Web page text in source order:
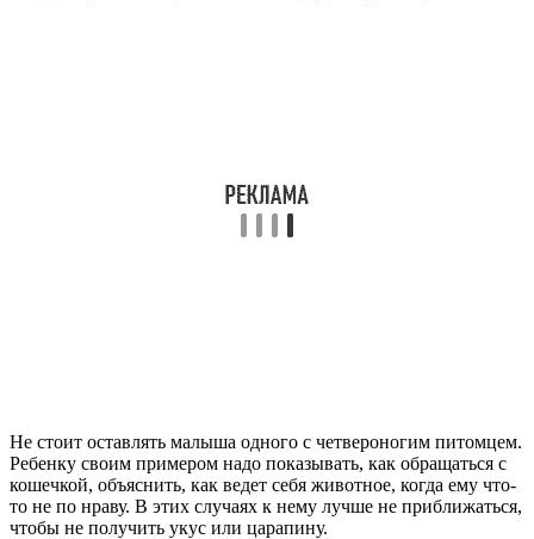
Не стоит оставлять малыша одного с четвероногим питомцем.
Ребенку своим примером надо показывать, как обращаться с
кошечкой, объяснить, как ведет себя животное, когда ему что-
то не по нраву. В этих случаях к нему лучше не приближаться,
чтобы не получить укус или царапину.